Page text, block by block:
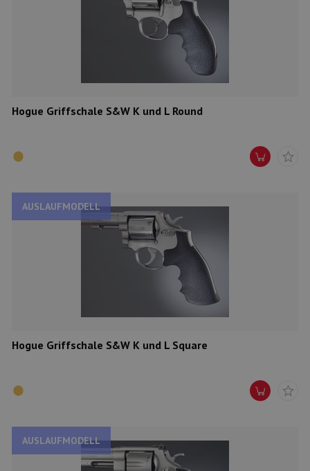
Hogue Griffschale S&W K und L Round
AUSLAUFMODELL
Hogue Griffschale S&W K und L Square
AUSLAUFMODELL